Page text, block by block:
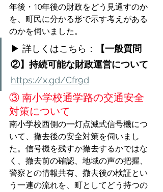
年後・10年後の財政をどう見通すのか
を、町民に分かる形で示す考えがある
のかを伺いました。
▶ 詳しくはこちら：
【一般質問
②】持続可能な財政運営について
https://x.gd/Cfr9d
③ 南小学校通学路の交通安全
対策について
南小学校西側の一灯点滅式信号機につ
いて、撤去後の安全対策を伺いまし
た。信号機を残すか撤去するかではな
く、撤去前の確認、地域の声の把握、
警察との情報共有、撤去後の検証とい
う一連の流れを、町としてどう持つの